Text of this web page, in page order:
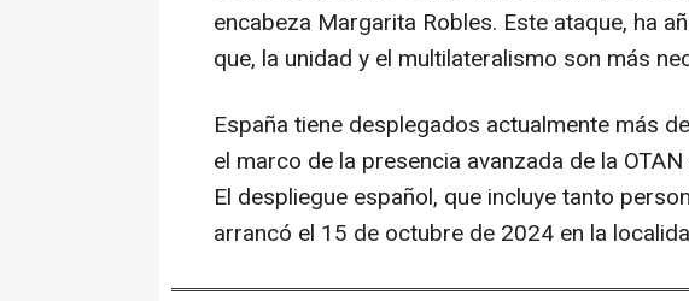
encabeza Margarita Robles. Este ataque, ha
que, la unidad y el multilateralismo son más
España tiene desplegados actualmente más
el marco de la presencia avanzada de la
El despliegue español, que incluye tanto
arrancó el 15 de octubre de 2024 en la